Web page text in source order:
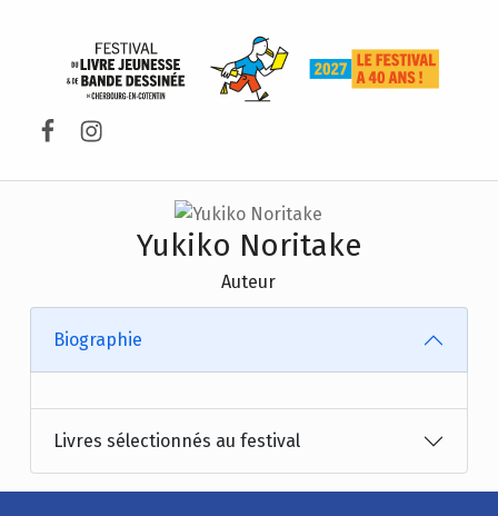
Facebook
Instagram
Yukiko Noritake
Auteur
Biographie
Livres sélectionnés au festival